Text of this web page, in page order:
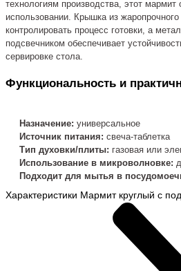
технологиям производства, этот мармит
использовании. Крышка из жаропрочного
контролировать процесс готовки, а
подсвечником обеспечивает
сервировке стола.
Функциональность и
Назначение: универсальное
Источник питания: свеча-таблетка
Тип духовки/плиты: газовая или
Использование в микроволновке:
Подходит для мытья в
Характеристики Мармит круглый с